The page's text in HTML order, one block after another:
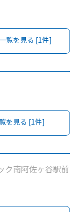
覧を見る [1件]
を見る [1件]
ク南阿佐ヶ谷駅前